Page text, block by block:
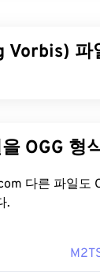
사용하지만 높
스
니다.
어떻게
X, Linux,
Vorbis) 파
인코딩 방식입
만 아니라 아티
습니다.
을 어떻게
다른 파일을
일도 OGG 형식으로 변환
.